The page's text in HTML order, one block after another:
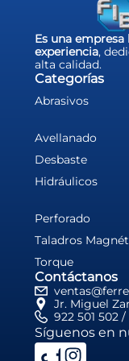
Es una
experiencia,
alta calidad.
Categorías
Abrasivos
Avellanado
Desbaste
Hidráulicos
Perforado
Taladros
Torque
Contáctanos
922 501 502 /
Jr. Miguel
Síguenos en